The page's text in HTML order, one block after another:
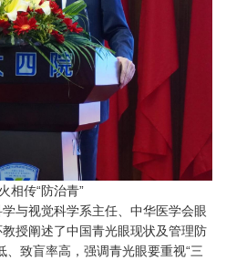
传“防治青”
视觉科学系主任、中华医学会眼
授阐述了中国青光眼现状及管理防
致盲率高，强调青光眼要重视“三